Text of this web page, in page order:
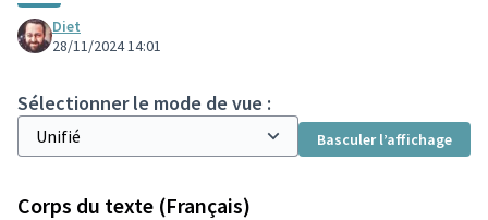
Diet
28/11/2024 14:01
Sélectionner le mode de vue :
Basculer l’affichage
Corps du texte (Français)